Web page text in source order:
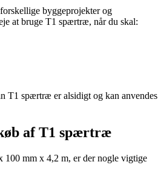
byggeprojekter og
at bruge T1 spærtræ, når du skal:
T1 spærtræ er alsidigt og kan anvendes
af T1 spærtræ
mm x 4,2 m, er der nogle vigtige